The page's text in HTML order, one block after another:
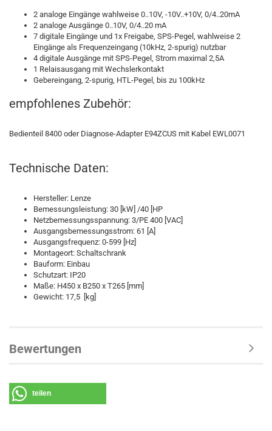
2 analoge Eingänge wahlweise 0..10V, -10V..+10V, 0/4..20mA
2 analoge Ausgänge 0..10V, 0/4..20 mA
7 digitale Eingänge und 1x Freigabe, SPS-Pegel, wahlweise 2
Eingänge als Frequenzeingang (10kHz, 2-spurig) nutzbar
4 digitale Ausgänge mit SPS-Pegel, Strom maximal 2,5A
1 Relaisausgang mit Wechslerkontakt
Gebereingang, 2-spurig, HTL-Pegel, bis zu 100kHz
empfohlenes Zubehör:
Bedienteil 8400 oder Diagnose-Adapter E94ZCUS mit Kabel EWL0071
Technische Daten:
Hersteller: Lenze
Bemessungsleistung: 30 [kW] /40 [HP
Netzbemessungsspannung: 3/PE 400 [VAC]
Ausgangsbemessungsstrom: 61 [A]
Ausgangsfrequenz: 0-599 [Hz]
Montageort: Schaltschrank
Bauform: Einbau
Schutzart: IP20
Maße: H450 x B250 x T265 [mm]
Gewicht: 17,5 [kg]
Bewertungen
teilen